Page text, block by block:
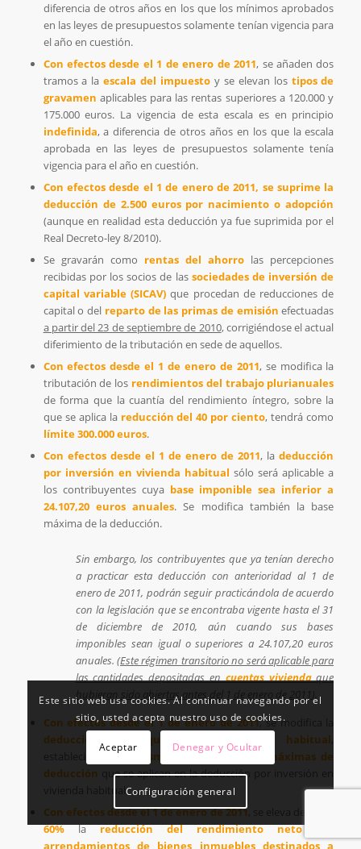
diferencia de otros años en los que los mínimos aprobados
en las leyes de presupuestos solamente tenían vigencia para
el año en cuestión.
Con efectos desde el 1 de enero de 2011, se añaden dos
tramos a laescala del impuesto y se elevan los tipos de
gravamen aplicables para las rentas superiores a 120.000 y
175.000 euros. La vigencia de esta escala es en principio
indefinida, a diferencia de otros años en los que la escala
aprobada en las leyes de presupuestos solamente tenía
vigencia para el año en cuestión.
Con efectos desde el 1 de enero de 2011, se suprime la
deducción de 2.500 euros por nacimiento o adopción
(aunque en realidad esta deducción ya fue suprimida por el
Real Decreto-ley 8/2010).
Se gravarán como rentas del ahorro las percepciones
recibidas por los socios de las sociedades de inversión de
capital variable (SICAV) que procedan de reducciones de
capital o del reparto de las primas de emisión efectuadas
a partir del 23 de septiembre de 2010, corrigiéndose el actual
diferimiento de la tributación en sede de aquellos.
Con efectos desde el 1 de enero de 2011, se modifica la
tributación de los rendimientos del trabajo plurianuales
de forma que la cuantía del rendimiento íntegro, sobre la
que se aplica la reducción del 40 por ciento, tendrá como
límite 300.000 euros.
Con efectos desde el 1 de enero de 2011, ladeducción
por inversión en vivienda habitual sólo será aplicable a
los contribuyentes cuya base imponible sea inferior a
24.107,20 euros anuales. Se modifica también la base
máxima de la deducción.
Sin embargo, los contribuyentes que ya tenían derecho
a practicar esta deducción con anterioridad al 1 de
enero de 2011, podrán seguir practicándola de acuerdo
con la legislación que se encontraba vigente hasta el 31
de diciembre de 2010, aún cuando sus bases
imponibles sean igual o superiores a 24.107,20 euros
anuales. (Este régimen transitorio no será aplicable para
las cantidades depositadas encuentas viviendaque
hubieran sido abiertas antes del 1 de enero de 2011
Con efectos desde el 1 de enero de 2011, se modifica la
deducción por alquiler de la vivienda habitual
estableciendo los
mismos límites y
bases máximas de
deducción que se aplican en la deducción por inversión en
vivienda habitual.
Con efectos desde el 1 de enero de 2011
60%lareducción del rendimiento neto por
arrendamientos de bienes inmuebles destinados a
Este sitio web usa cookies. Al continuar navegando por el
sitio, usted acepta nuestro uso de cookies.
Aceptar Denegar y Ocultar
Configuración general